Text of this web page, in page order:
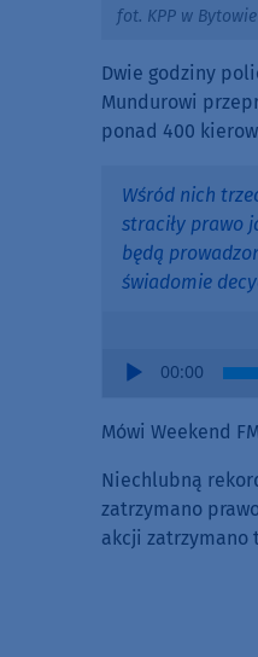
fot. KPP w Bytowie
Dwie godziny
Mundurowi
ponad 400
Wśród nich
straciły prawo
będą
świadomie
Audio
00:00
Mówi Weekend
Niechlubną
zatrzymano
akcji zatrzymano